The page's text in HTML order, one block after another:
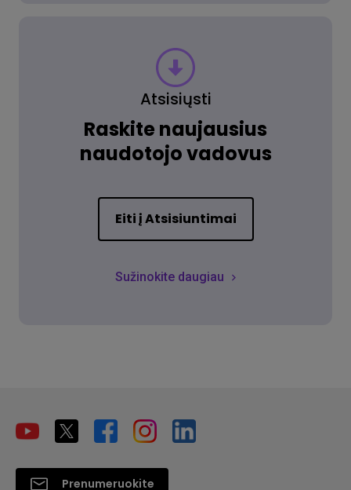
Atsisiųsti
Raskite naujausius
naudotojo vadovus
Eiti į Atsisiuntimai
Sužinokite daugiau
Prenumeruokite